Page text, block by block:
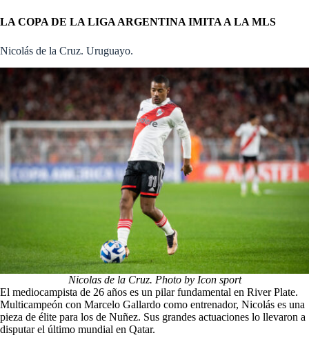
LA COPA DE LA LIGA ARGENTINA IMITA A LA MLS
Nicolás de la Cruz. Uruguayo.
Nicolas de la Cruz. Photo by Icon sport
El mediocampista de 26 años es un pilar fundamental en River Plate.
Multicampeón con Marcelo Gallardo como entrenador, Nicolás es una
pieza de élite para los de Nuñez. Sus grandes actuaciones lo llevaron a
disputar el último mundial en Qatar.